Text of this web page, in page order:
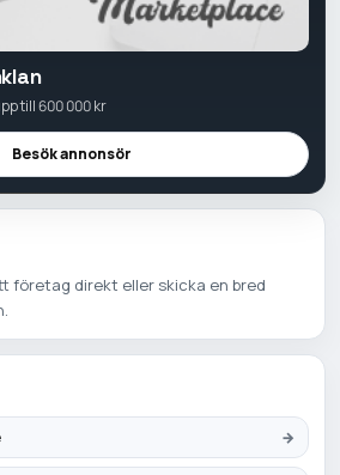
till 600 000 kr
Besök annonsör
företag direkt eller skicka en bred